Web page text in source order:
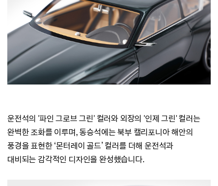
운전석의 '파인 그로브 그린' 컬러와 외장의 '인제 그린' 컬러는
완벽한 조화를 이루며,동승석에는 북부 캘리포니아 해안의
풍경을 표현한 ‘몬터레이 골드’ 컬러를 더해 운전석과
대비되는 감각적인 디자인을 완성했습니다.